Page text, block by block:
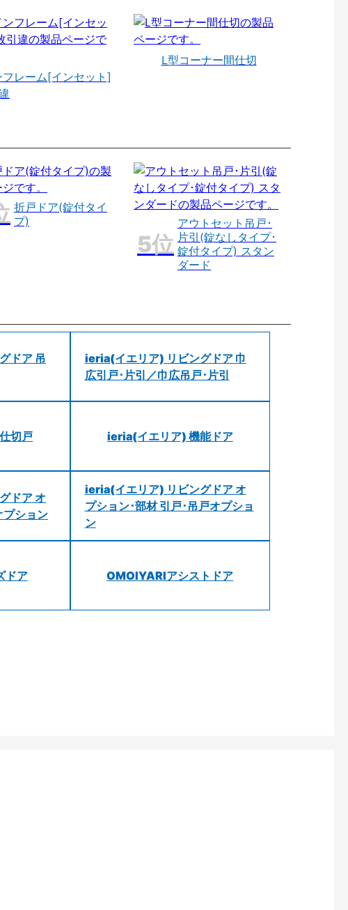
フレーム[インセット]
L型コーナー間仕切
折戸ドア(錠付タイ
プ)
アウトセット吊戸･
片引(錠なしタイプ･
錠付タイプ) スタン
ダード
ドア 吊
ieria(イエリア) リビングドア 巾
広引戸･片引／巾広吊戸･片引
切戸 ieria(イエリア) 機能ドア
ドア オ
プション
ieria(イエリア) リビングドア オ
プション･部材 引戸･吊戸オプショ
ン
ドア OMOIYARIアシストドア